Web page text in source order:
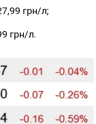
грн/л;
грн/л.